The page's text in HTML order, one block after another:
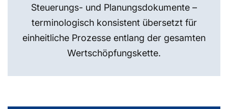
Steuerungs- und Planungsdokumente –
terminologisch konsistent übersetzt für
einheitliche Prozesse entlang der gesamten
Wertschöpfungskette.